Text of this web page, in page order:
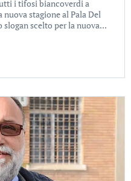
i tifosi biancoverdi a
stagione al Pala Del
slogan scelto per la nuova...